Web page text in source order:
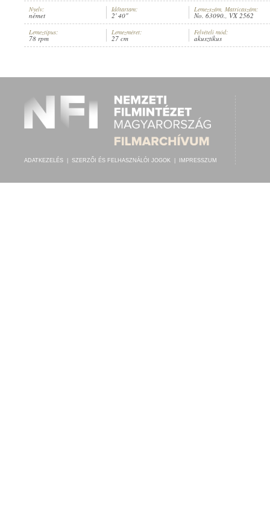
ELŐADÓ: KÄTHE HANSEN , GUSTI MACHA FRANZ GLAWATSCH,ISMERETLEN
Nyelv:
német
Időtartam:
2' 40"
Lemezszám, Matricaszám:
No. 63090., VX 2562
Lemeztípus:
78 rpm
Lemezméret:
27 cm
Felvételi mód:
akusztikus
ADATKEZELÉS SZERZŐI ÉS FELHASZNÁLÓI JOGOK IMPRESSZUM